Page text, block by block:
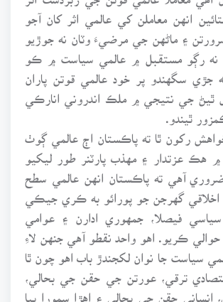
انهن معاملن کي عالمي اثر کان آجو
۽ ماڻهن جي مرضيءَ وٽان نه جوڙيو
نه رڳو مستقبل ۾ عالمي سياست ۾ ڪو
جڙي سگهندو پر خود عالمي قوتن پاران
ٿيڻ جي نتيجي ۾ ملڪ اندروني انارڪي
ٿيندو.
رکون ٿا ته پاڪستان اڄ عالمي ڳوٺ
۾ هڪ عزتدار ۽ مهذب پارٽنر طور ليکيو
آهي ته پاڪستان انهن عالمي سطح
اخلاقي گهرجن جو پورائو به ڪري جيڪي
فيصلا، جمهوري ادارن ۽ عوامي
حوالي ڪريو. اهو واحد نقطو آهي جنهن لاءِ
سياست جا نوان لکجندڙ باب اهو چون ٿا
ترقي، عورتن جي حقن جي بحالي،
انساني حقن جي بحالي ۽ اهڙا سمورا ٻيا